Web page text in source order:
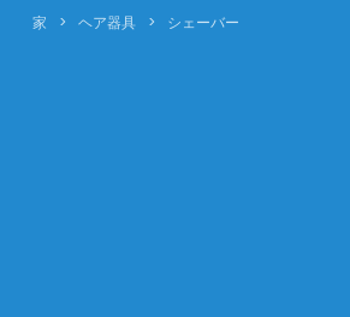
家 > ヘア器具 > シェーバー